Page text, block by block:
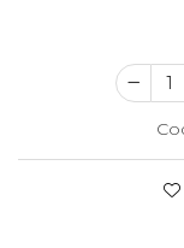
Cadouri pentru iubita
Cadouri pentru mama
Cadouri pentru tata
Cadouri pentru bunici